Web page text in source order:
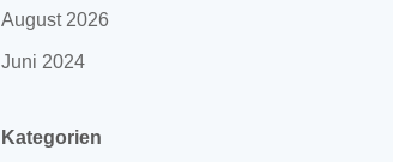
August 2026
Juni 2024
Kategorien